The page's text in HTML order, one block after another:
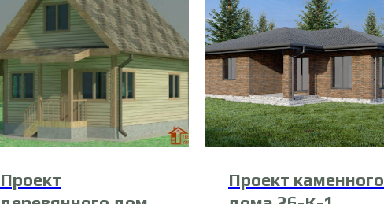
Проект
Проект каменного